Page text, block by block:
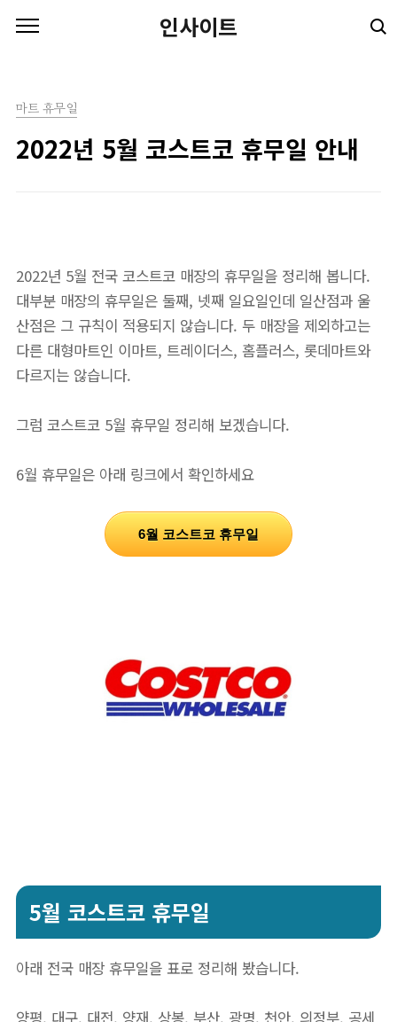
인사이트
마트 휴무일
2022년 5월 코스트코 휴무일 안내
2022년 5월 전국 코스트코 매장의 휴무일을 정리해 봅니다.
대부분 매장의 휴무일은 둘째, 넷째 일요일인데 일산점과 울
산점은 그 규칙이 적용되지 않습니다. 두 매장을 제외하고는
다른 대형마트인 이마트, 트레이더스, 홈플러스, 롯데마트와
다르지는 않습니다.
그럼 코스트코 5월 휴무일 정리해 보겠습니다.
6월 휴무일은 아래 링크에서 확인하세요
6월 코스트코 휴무일
5월 코스트코 휴무일
아래 전국 매장 휴무일을 표로 정리해 봤습니다.
양평, 대구, 대전, 양재, 상봉, 부산, 광명, 천안, 의정부, 공세